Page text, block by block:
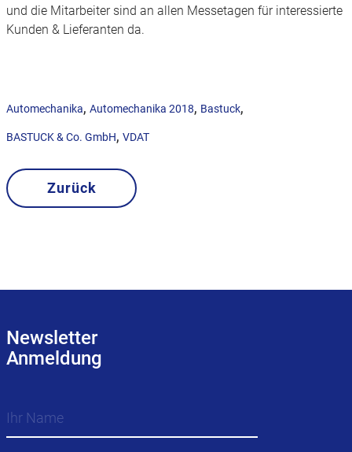
und die Mitarbeiter sind an allen Messetagen für interessierte
Kunden & Lieferanten da.
Automechanika, Automechanika 2018, Bastuck,
BASTUCK & Co. GmbH, VDAT
Zurück
Newsletter
Anmeldung